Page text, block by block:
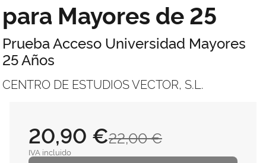
para Mayores de 25
Prueba Acceso Universidad Mayores
25 Años
CENTRO DE ESTUDIOS VECTOR, S.L.
22,00 €
20,90 €
IVA incluido